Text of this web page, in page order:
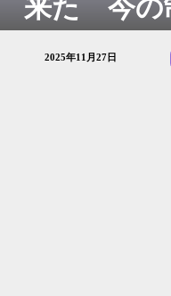
来た 今の
2025年11月27日